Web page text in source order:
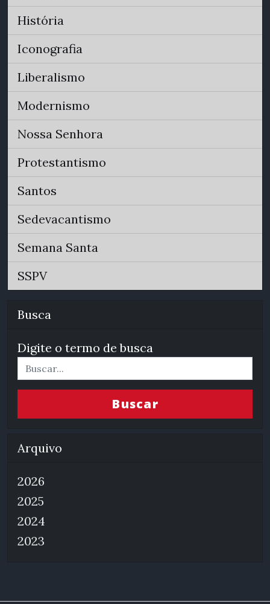
História
Iconografia
Liberalismo
Modernismo
Nossa Senhora
Protestantismo
Santos
Sedevacantismo
Semana Santa
SSPV
Busca
Digite o termo de busca
Buscar
Arquivo
2026
2025
2024
2023